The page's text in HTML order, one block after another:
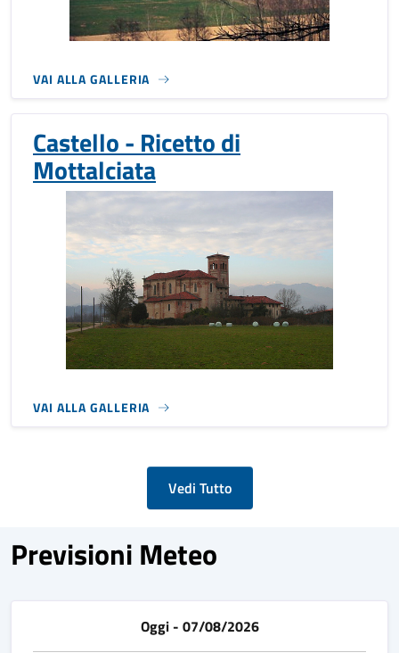
VAI ALLA GALLERIA
Castello - Ricetto di
Mottalciata
VAI ALLA GALLERIA
Vedi Tutto
Previsioni Meteo
Oggi - 07/08/2026